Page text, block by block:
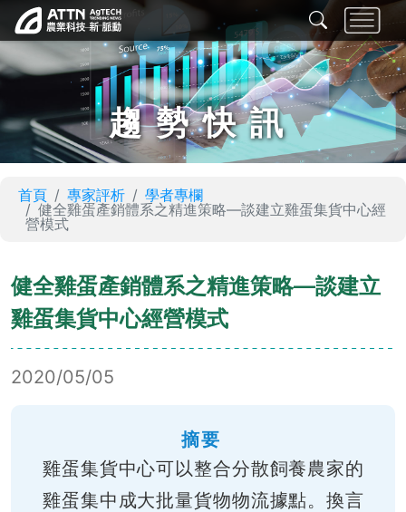
趨勢快訊
首頁 專家評析
學者專欄
健全雞蛋產銷體系之精進策略—談建立雞蛋集貨中心經
營模式
健全雞蛋產銷體系之精進策略—談建立
雞蛋集貨中心經營模式
2020/05/05
摘要
雞蛋集貨中心可以整合分散飼養農家的
雞蛋集中成大批量貨物物流據點。換言